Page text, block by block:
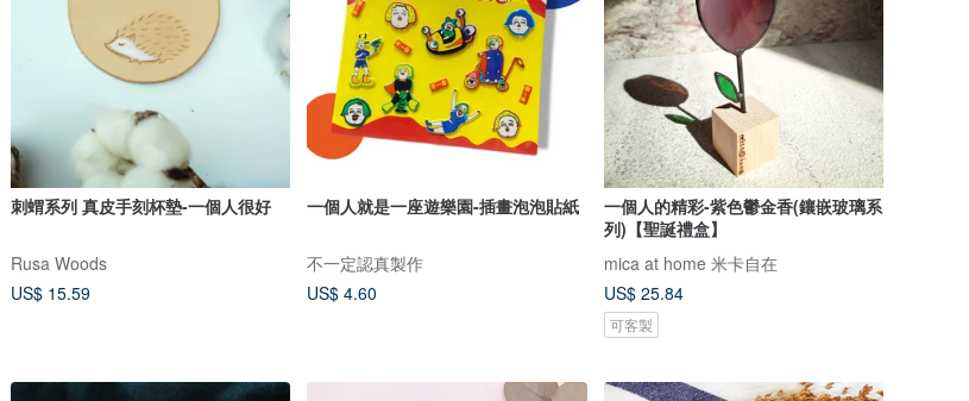
刺蝟系列 真皮手刻杯墊-一個人很好
Rusa Woods
US$ 15.59
一個人就是一座遊樂園-插畫泡泡貼紙
不一定認真製作
US$ 4.60
一個人的精彩-紫色鬱金香(鑲嵌玻璃系
列)【聖誕禮盒】
mica at home 米卡自在
US$ 25.84
可客製